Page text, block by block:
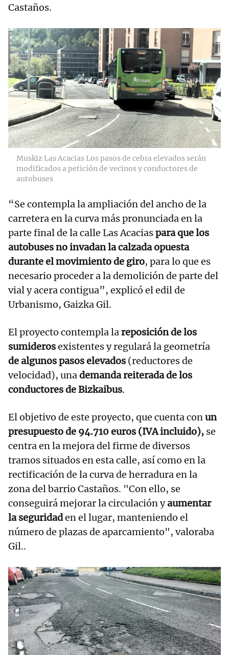
Castaños.
Muskiz Las Acacias Los pasos de cebra elevados serán
modificados a petición de vecinos y conductores de
autobuses
“Se contempla la ampliación del ancho de la
carretera en la curva más pronunciada en la
parte final de la calle Las Acaciaspara que los
autobuses no invadan la calzada opuesta
durante el movimiento de giro, para lo que es
necesario proceder a la demolición de parte del
vial y acera contigua”, explicó el edil de
Urbanismo, Gaizka Gil.
El proyecto contempla lareposición de los
sumiderosexistentes y regulará la geometría
de algunos pasos elevados (reductores de
velocidad), unademanda reiterada de los
conductores de Bizkaibus.
El objetivo de este proyecto, que cuenta conun
presupuesto de 94.710 euros (IVA incluido), se
centra en la mejora del firme de diversos
tramos situados en esta calle, así como en la
rectificación de la curva de herradura en la
zona del barrio Castaños. "Con ello, se
conseguirá mejorar la circulación yaumentar
la seguridaden el lugar, manteniendo el
número de plazas de aparcamiento", valoraba
Gil..